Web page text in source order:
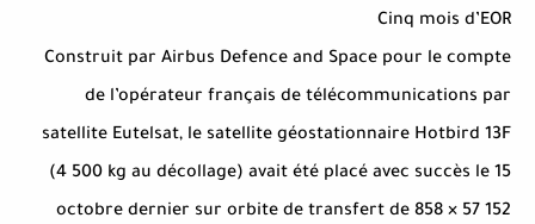
Cinq mois d’EOR
Construit par Airbus Defence and Space pour le compte
de l’opérateur français de télécommunications par
satellite Eutelsat, le satellite géostationnaire Hotbird 13F
(4 500 kg au décollage) avait été placé avec succès le 15
octobre dernier sur orbite de transfert de 858 × 57 152